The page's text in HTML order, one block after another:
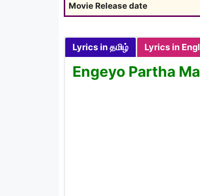
Movie Release date
Lyrics in தமிழ் Lyrics in
Engeyo Partha